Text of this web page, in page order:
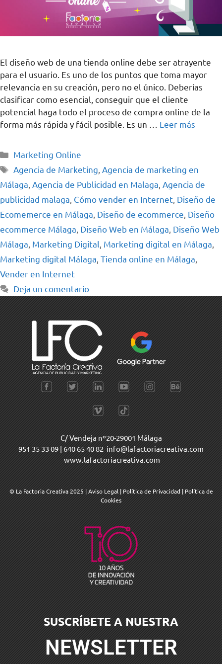
El diseño web de una tienda online debe ser atrayente
para el usuario. Es uno de los puntos que toma mayor
relevancia en su creación, pero no el único. Deberías
clasificar como esencial, conseguir que el cliente
potencial haga todo el proceso de compra online de la
forma más rápida y fácil posible. Es un … Leer más
Marketing Online
Agencia de Marketing Agencia de marketing en
Málaga Agencia de Publicidad en Malaga Agencia de
publicidad malaga Cómo vender en Internet Diseño de
Ecomemerce en Málaga Diseño de ecommerce Diseño
ecommerce Málaga Diseño Web en Málaga Diseño Web
Málaga Marketing Digital Marketing digital en Málaga
Marketing digital Málaga Tienda online en Málaga
Vender en Internet
Deja un comentario
C/ Vendeja nº20-29001 Málaga
951 35 33 09 | 640 65 40 82 info@lafactoriacreativa.com
www.lafactoriacreativa.com
© La Factoria Creativa 2025 |Aviso Legal | Política de Privacidad | Política de
Cookies
SUSCRÍBETE A NUESTRA
NEWSLETTER